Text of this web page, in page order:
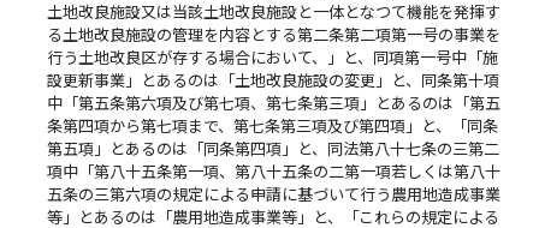
土地改良施設又は当該土地改良施設と一体となつて機能を発揮す
る土地改良施設の管理を内容とする第二条第二項第一号の事業を
行う土地改良区が存する場合において、」と、同項第一号中「施
設更新事業」とあるのは「土地改良施設の変更」と、同条第十項
中「第五条第六項及び第七項、第七条第三項」とあるのは「第五
条第四項から第七項まで、第七条第三項及び第四項」と、「同条
第五項」とあるのは「同条第四項」と、同法第八十七条の三第二
項中「第八十五条第一項、第八十五条の二第一項若しくは第八十
五条の三第六項の規定による申請に基づいて行う農用地造成事業
等」とあるのは「農用地造成事業等」と、「これらの規定による